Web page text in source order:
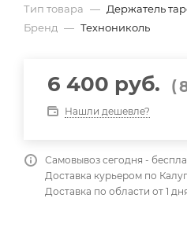
Тип товара — Держатель
Бренд — Технониколь
6 400 руб. (
Нашли дешевле?
Самовывоз сегодня -
Доставка курьером по
Доставка по области от 1